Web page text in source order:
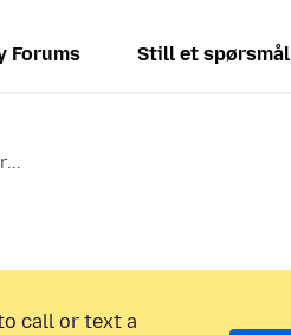
Forums Still et spørsmål
call or text a